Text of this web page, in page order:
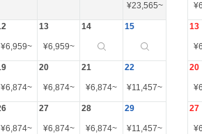
¥23,565~
¥6,959~
13
¥6,959~
14 15
¥6,874~
20
¥6,874~
21
¥6,874~
22
¥11,457~
¥6,874~
27
¥6,874~
28
¥6,874~
29
¥11,457~
¥
13
¥
20
¥
27
¥